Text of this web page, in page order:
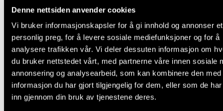
Denne nettsiden anvender cookies
Vi bruker informasjonskapsler for å gi innhold og annonser et
personlig preg, for å levere sosiale mediefunksjoner og for å
analysere trafikken vår. Vi deler dessuten informasjon om
du bruker nettstedet vårt, med partnerne våre innen sosiale
annonsering og analysearbeid, som kan kombinere den med
informasjon du har gjort tilgjengelig for dem, eller som de
inn gjennom din bruk av tjenestene deres.
kunnskap rundt de mange felles utfordringene,
samarbeide for å styrke studentstemmen.
Nettverket skal møtes to ganger årlig, og målet er
institusjonene som tilbyr høyere utøvende
musikkutdanning skal være representert med to